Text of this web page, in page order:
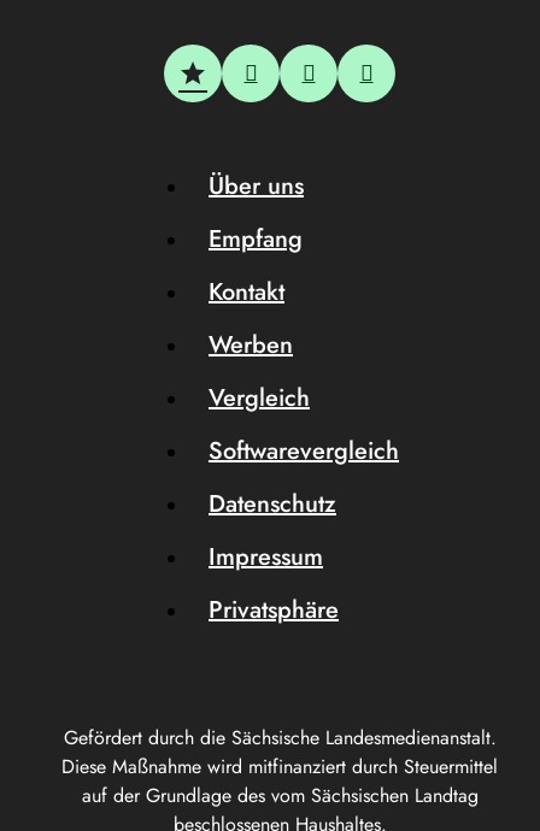
Gefördert durch die Sächsische Landesmedienanstalt.
Diese Maßnahme wird mitfinanziert durch Steuermittel
auf der Grundlage des vom Sächsischen Landtag
beschlossenen Haushaltes.
Über uns
Empfang
Kontakt
Werben
Vergleich
Softwarevergleich
Datenschutz
Impressum
Privatsphäre